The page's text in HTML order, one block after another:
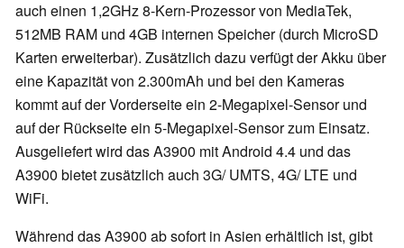
auch einen 1,2GHz 8-Kern-Prozessor von MediaTek,
512MB RAM und 4GB internen Speicher (durch MicroSD
Karten erweiterbar). Zusätzlich dazu verfügt der Akku über
eine Kapazität von 2.300mAh und bei den Kameras
kommt auf der Vorderseite ein 2-Megapixel-Sensor und
auf der Rückseite ein 5-Megapixel-Sensor zum Einsatz.
Ausgeliefert wird das A3900 mit Android 4.4 und das
A3900 bietet zusätzlich auch 3G/ UMTS, 4G/ LTE und
WiFi.
Während das A3900 ab sofort in Asien erhältlich ist, gibt